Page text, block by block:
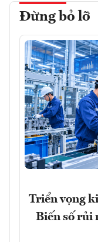
Đừng bỏ lỡ
Triển vọng
Biến số rủi